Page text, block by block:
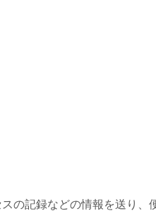
の記録などの情報を送り、